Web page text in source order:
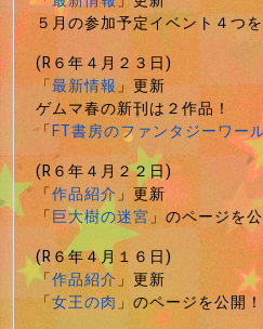
５月の参加予定イベント４つ
(R６年４月２３日)
「最新情報」更新
ゲムマ春の新刊は２作品！
「FT書房のファンタジーワー
(R６年４月２２日)
「作品紹介」更新
「巨大樹の迷宮」のページを
(R６年４月１６日)
「作品紹介」更新
「女王の肉」のページを公開！